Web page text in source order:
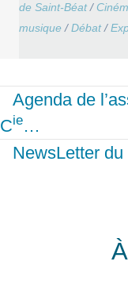
de Saint-Béat/
musique/Débat/
Agenda de
Cie…
NewsLetter du